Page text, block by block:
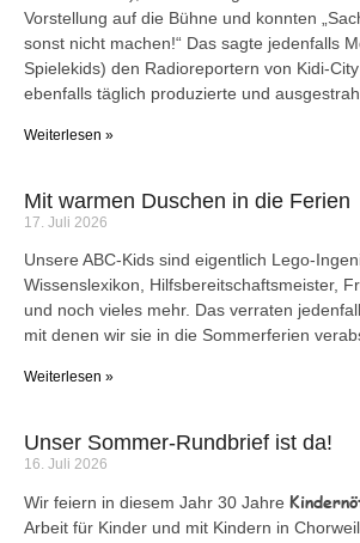
Vorstellung auf die Bühne und konnten
sonst nicht machen!“ Das sagte jedenfalls
Spielekids) den Radioreportern von Kidi-
ebenfalls täglich produzierte und
Weiterlesen »
Mit warmen Duschen in die Ferien
17. Juli 2026
Unsere ABC-Kids sind eigentlich Lego-
Wissenslexikon, Hilfsbereitschaftsmeister,
und noch vieles mehr. Das verraten
mit denen wir sie in die Sommerferien
Weiterlesen »
Unser Sommer-Rundbrief ist da!
16. Juli 2026
Wir feiern in diesem Jahr 30 Jahre
Arbeit für Kinder und mit Kindern in